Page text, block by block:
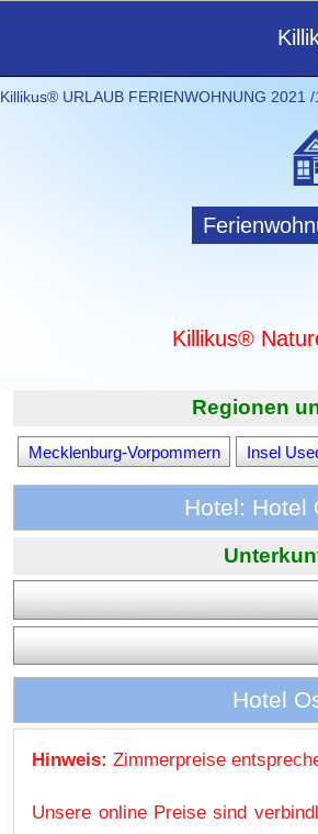
Killikus® URLAUB FERIENWOHNUNG 2021
Killikus®
Regionen
Mecklenburg-Vorpommern Insel
Hotel: Hotel
Hotel
Hinweis: Zimmerpreise
Unsere online Preise sind